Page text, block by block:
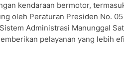
kendaraan bermotor,
oleh Peraturan Presiden No.
Administrasi Manunggal
pelayanan yang lebih